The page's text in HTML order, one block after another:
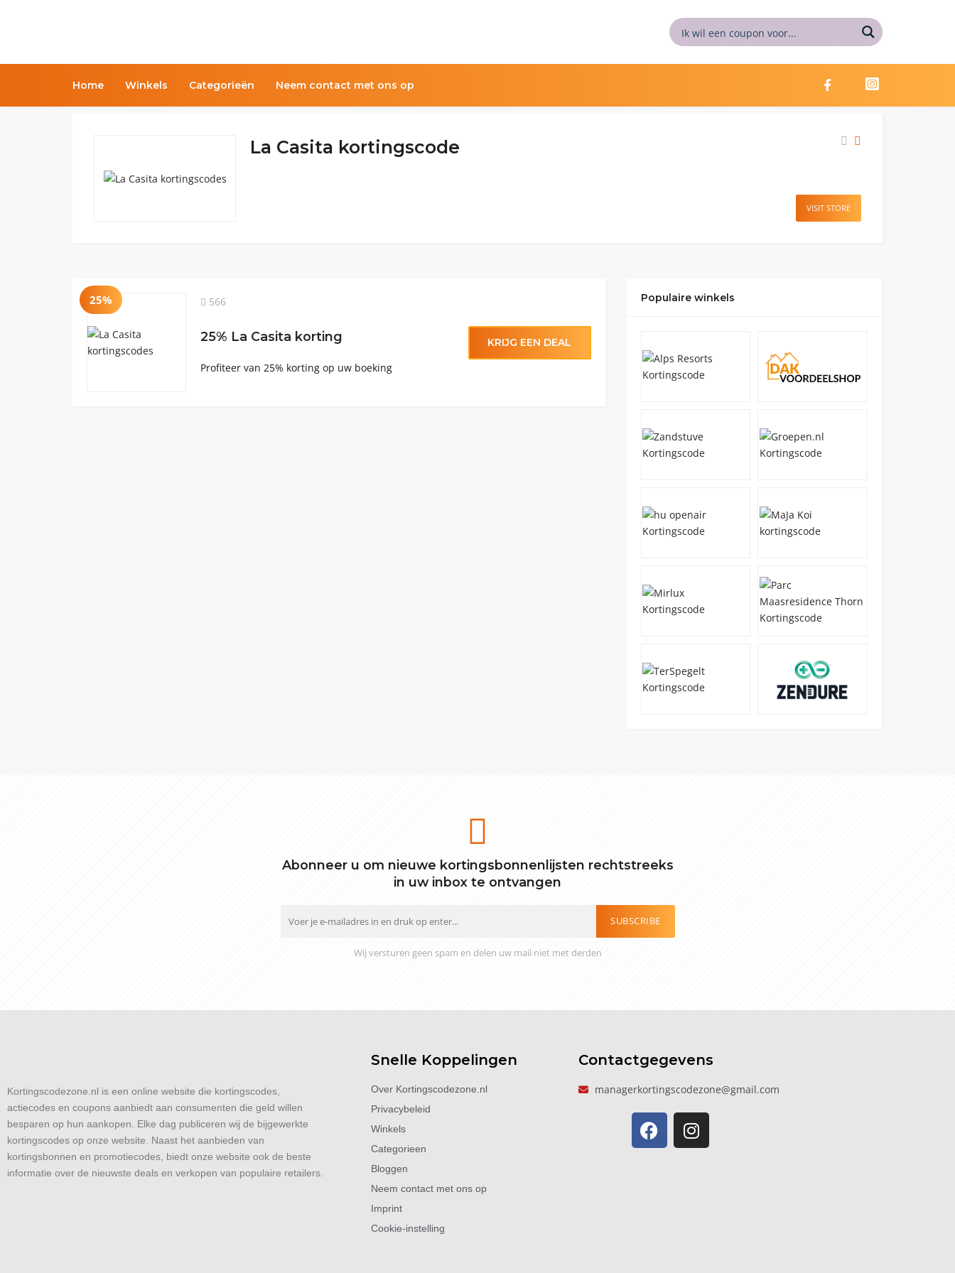
Home Winkels Categorieën Neem contact met ons op
La Casita kortingscode
VISIT STORE
25% 566
25% La Casita korting
Profiteer van 25% korting op uw boeking
KRIJG EEN DEAL
Populaire winkels
Abonneer u om nieuwe kortingsbonnenlijsten rechtstreeks
in uw inbox te ontvangen
SUBSCRIBE
Wij versturen geen spam en delen uw mail niet met derden
Kortingscodezone.nl is een online website die kortingscodes,
actiecodes en coupons aanbiedt aan consumenten die geld willen
besparen op hun aankopen. Elke dag publiceren wij de bijgewerkte
kortingscodes op onze website. Naast het aanbieden van
kortingsbonnen en promotiecodes, biedt onze website ook de beste
informatie over de nieuwste deals en verkopen van populaire retailers.
Snelle Koppelingen
Over Kortingscodezone.nl
Privacybeleid
Winkels
Categorieen
Bloggen
Neem contact met ons op
Imprint
Cookie-instelling
Contactgegevens
managerkortingscodezone@gmail.com